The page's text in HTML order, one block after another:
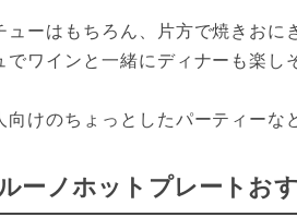
ューはもちろん、片方で焼きお
でワインと一緒にディナーも楽し
向けのちょっとしたパーティーな
ーノホットプレートお